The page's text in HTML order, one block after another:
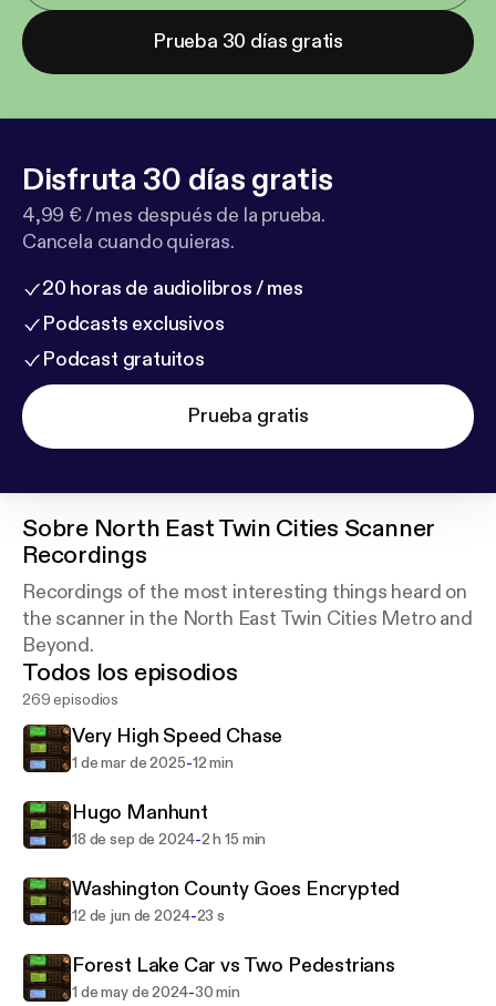
Prueba 30 días gratis
Disfruta 30 días gratis
4,99 € / mes después de la prueba.
Cancela cuando quieras.
20 horas de audiolibros / mes
Podcasts exclusivos
Podcast gratuitos
Prueba gratis
Sobre North East Twin Cities Scanner
Recordings
Recordings of the most interesting things heard on
the scanner in the North East Twin Cities Metro and
Beyond.
Todos los episodios
269 episodios
Very High Speed Chase
1 de mar de 2025-12 min
Hugo Manhunt
18 de sep de 2024-2 h 15 min
Washington County Goes Encrypted
12 de jun de 2024-23 s
Forest Lake Car vs Two Pedestrians
1 de may de 2024-30 min